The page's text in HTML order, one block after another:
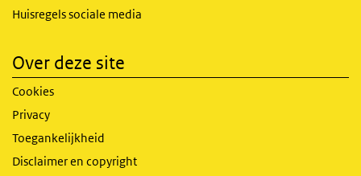
Huisregels sociale media
Over deze site
Cookies
Privacy
Toegankelijkheid
Disclaimer en copyright